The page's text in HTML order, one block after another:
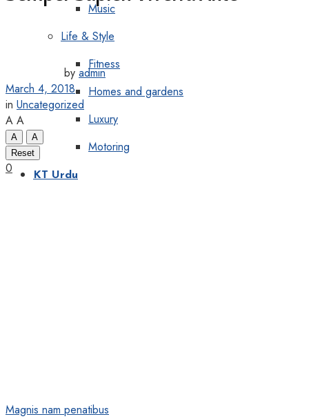
Music
Life & Style
Fitness
Homes and gardens
Luxury
Motoring
KT Urdu
by admin
March 4, 2018
in Uncategorized
A A
A
A
Reset
0
Magnis nam penatibus